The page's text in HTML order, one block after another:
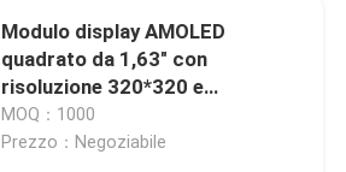
Modulo display AMOLED
quadrato da 1,63" con
risoluzione 320*320 e
interfaccia MIPI
MOQ：1000
Prezzo：Negoziabile